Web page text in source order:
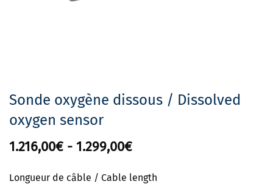
Sonde oxygène dissous / Dissolved
oxygen sensor
1.216,00€ - 1.299,00€
Longueur de câble / Cable length